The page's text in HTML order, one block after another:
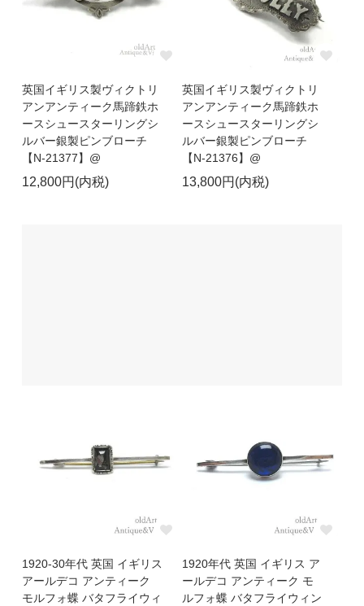
英国イギリス製ヴィクトリ
アンアンティーク馬蹄鉄ホ
ースシュースターリングシ
ルバー銀製ピンブローチ
【N-21377】@
12,800円(内税)
英国イギリス製ヴィクトリ
アンアンティーク馬蹄鉄ホ
ースシュースターリングシ
ルバー銀製ピンブローチ
【N-21376】@
13,800円(内税)
1920-30年代 英国 イギリス
アールデコ アンティーク
モルフォ蝶 バタフライウィ
1920年代 英国 イギリス ア
ールデコ アンティーク モ
ルフォ蝶 バタフライウィン